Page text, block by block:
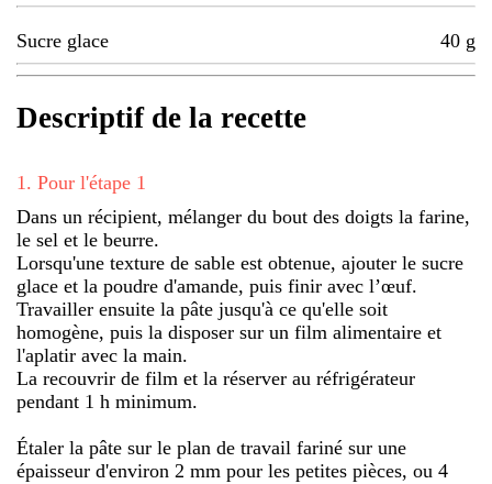
Sucre glace 40 g
Descriptif de la recette
1 . Pour l'étape 1
Dans un récipient, mélanger du bout des doigts la farine,
le sel et le beurre.
Lorsqu'une texture de sable est obtenue, ajouter le sucre
glace et la poudre d'amande, puis finir avec l’œuf.
Travailler ensuite la pâte jusqu'à ce qu'elle soit
homogène, puis la disposer sur un film alimentaire et
l'aplatir avec la main.
La recouvrir de film et la réserver au réfrigérateur
pendant 1 h minimum.
Étaler la pâte sur le plan de travail fariné sur une
épaisseur d'environ 2 mm pour les petites pièces, ou 4